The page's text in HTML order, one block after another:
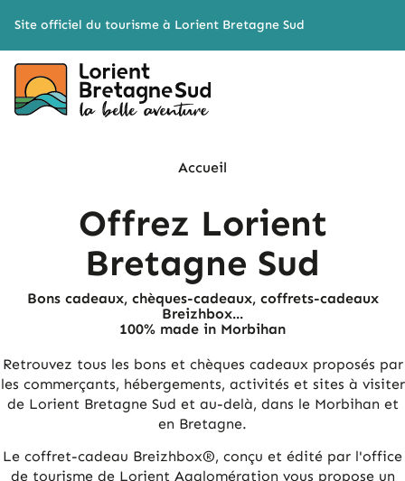
Site officiel du tourisme à Lorient Bretagne Sud
Accueil
Offrez Lorient
Bretagne Sud
Bons cadeaux, chèques-cadeaux, coffrets-cadeaux
Breizhbox...
100% made in Morbihan
Retrouvez tous les bons et chèques cadeaux proposés par
les commerçants, hébergements, activités et sites à visiter
de Lorient Bretagne Sud et au-delà, dans le Morbihan et
en Bretagne.
Le coffret-cadeau Breizhbox®, conçu et édité par l'office
de tourisme de Lorient Agglomération vous propose un